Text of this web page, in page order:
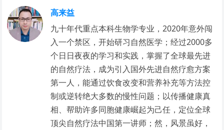
高来益
九十年代重点本科生物学专业，2020年意外闯
入一个禁区，开始研习自然医学；经过2000多
个日日夜夜的学习和实践，掌握了全球最先进
的自然疗法，成为引入国外先进自然疗愈方案
第一人，能通过饮食改变和营养补充等方法控
制或逆转绝大多数的慢性问题；以传播健康真
相、帮助许多同胞健康崛起为己任，定位全球
顶尖自然疗法中国第一讲师；然，风景虽好，